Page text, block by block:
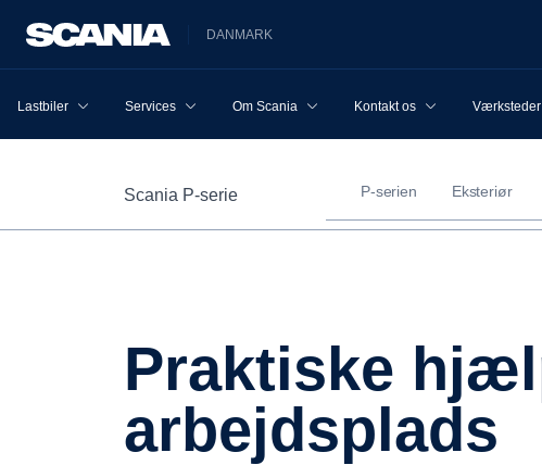
DANMARK
Lastbiler Services Om Scania Kontakt os Værksteder
Scania P-serie P-serien Eksteriør
Praktiske hjælpemidler til en alsidig
arbejdsplads